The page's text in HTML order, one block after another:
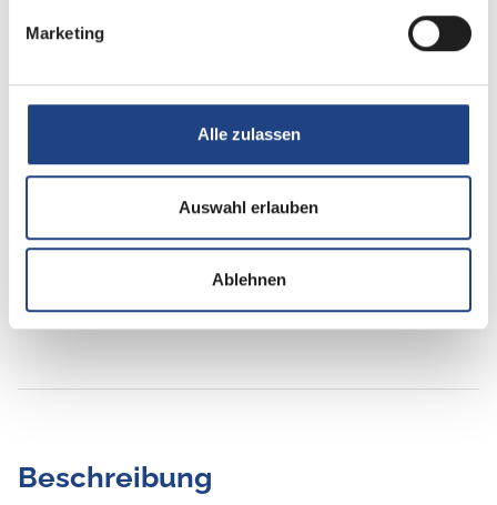
Marketing
Alle zulassen
Auswahl erlauben
Ablehnen
Doppel-/franz. Bett, Etagenbett
Beschreibung